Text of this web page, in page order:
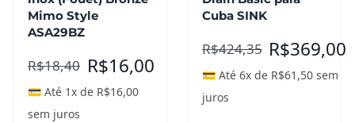
Mimo Style
ASA29BZ
R$18,40 R$16,00
💳 Até 1x de R$16,00
sem juros
Cuba SINK
R$424,35 R$369,00
💳 Até 6x de R$61,50sem
juros